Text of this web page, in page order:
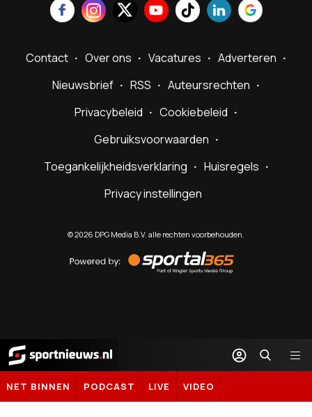
Contact Over ons Vacatures
Adverteren
Nieuwsbrief
RSS
Auteursrechten
Privacybeleid
Cookiebeleid
Gebruiksvoorwaarden
Toegankelijkheidsverklaring
Huisregels
Privacy instellingen
©2026 DPG Media B.V. alle rechten voorbehouden.
by
Sportal365
Sportnieuws.nl
NET BINNEN PODCAST LIVE VIDEO